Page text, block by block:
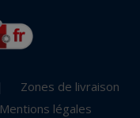
Zones de livraison
Mentions légales